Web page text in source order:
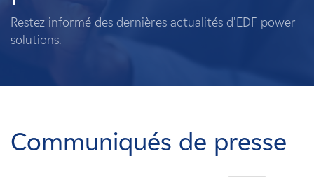
Propriétaires fonciers
Carrières
Restez informé des dernières actualités d'EDF power
solutions.
Communiqués de presse